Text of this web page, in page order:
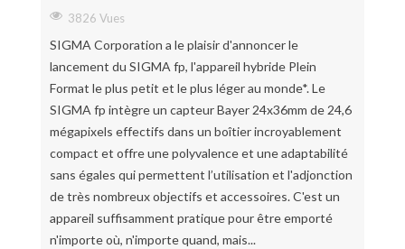
3826 Vues
SIGMA Corporation a le plaisir d'annoncer le
lancement du SIGMA fp, l'appareil hybride Plein
Format le plus petit et le plus léger au monde*. Le
SIGMA fp intègre un capteur Bayer 24x36mm de 24,6
mégapixels effectifs dans un boîtier incroyablement
compact et offre une polyvalence et une adaptabilité
sans égales qui permettent l’utilisation et l'adjonction
de très nombreux objectifs et accessoires. C'est un
appareil suffisamment pratique pour être emporté
n'importe où, n'importe quand, mais...